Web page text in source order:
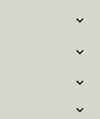



